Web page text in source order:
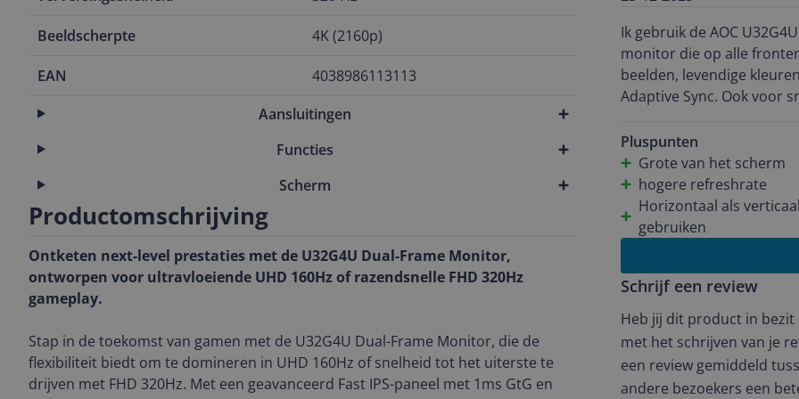
Beeldscherpte 4K (2160p)
EAN
4038986113113
Aansluitingen
Functies
Scherm
Productomschrijving
Ontketen next-level prestaties met de U32G4U Dual-Frame Monitor,
ontworpen voor ultravloeiende UHD 160Hz of razendsnelle FHD 320Hz
gameplay.
Stap in de toekomst van gamen met de U32G4U Dual-Frame Monitor, die de
flexibiliteit biedt om te domineren in UHD 160Hz of snelheid tot het uiterste te
drijven met FHD 320Hz. Met een geavanceerd Fast IPS-paneel met 1ms GtG en
de pc game ik wel, maar
graag online speel met vrienden en familie.
mogelijkheid om dat allemaal naar
ik de 4K 160 Hz-stand,
bij Forza Horizon 5 op de
voelde het echt alsof ik
setup. Het beeld oogt
daar langere tijd naar te kijken. Voor shooters heb ik de monitor
HD 320 Hz getest. Zelf
word van snelle
of Duty Black Ops 7
daarna op 320 Hz. Daar
aanvoelt. Snelle
merkte ik dat in 320Hz-
pixeliger wordt. Het is dus
beeldkwaliteit ben ik voor
Ik gebruik de AOC
monitor die op alle
beelden, levendige
Adaptive Sync. Ook voor
en de ergonomische voet
monitor mount. Dit is een
zonder twijfel tevreden
prestaties die perfect
Pluspunten
Grote van het scherm
hogere refreshrate
Horizontaal als
gebruiken
Schrijf een review
Heb jij dit product in bezit
met het schrijven van je
een review gemiddeld
andere bezoekers een